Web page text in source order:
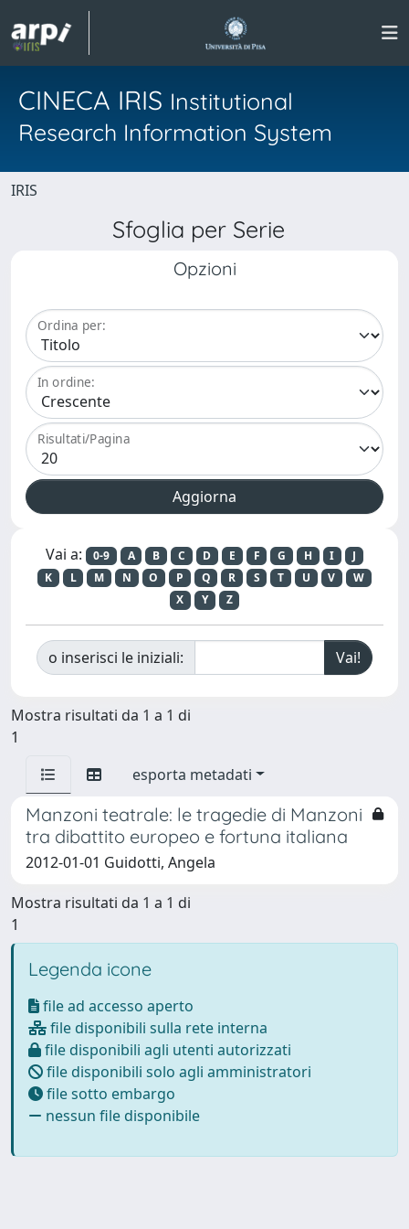
CINECA IRIS Institutional
Research Information System
IRIS
Sfoglia per Serie
Opzioni
Ordina per:
In ordine:
Risultati/Pagina
Vai a: 0-9 A B C D E F G H I
J
K
L M N O P Q R S T U V
W
X
Y Z
o inserisci le iniziali:
Mostra risultati da 1 a 1 di
1
esporta metadati
Manzoni teatrale: le tragedie di Manzoni
tra dibattito europeo e fortuna italiana
2012-01-01 Guidotti, Angela
Mostra risultati da 1 a 1 di
1
Legenda icone
file ad accesso aperto
file disponibili sulla rete interna
file disponibili agli utenti autorizzati
file disponibili solo agli amministratori
file sotto embargo
nessun file disponibile